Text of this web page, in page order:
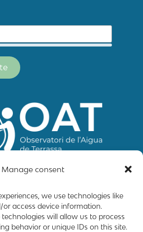
Manage consent
we use technologies like
access device information.
will allow us to process
behavior or unique IDs on this site.
Contacto Aviso Legal